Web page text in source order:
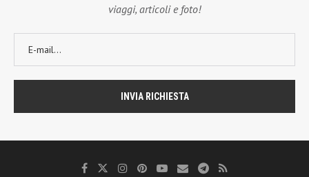
viaggi, articoli e foto!